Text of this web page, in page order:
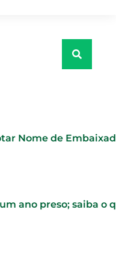
Nome de
ano preso; saiba o